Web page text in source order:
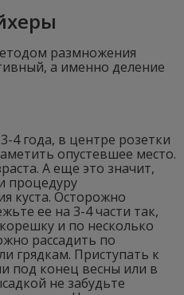
размножения
а именно деление
4 года, в центре розетки
опустевшее место.
А еще это значит,
процедуру
куста. Осторожно
ее на 3-4 части так,
и по несколько
рассадить по
грядкам. Приступать к
под конец весны или в
не забудьте